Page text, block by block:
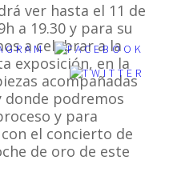
ver hasta el 11 de
a 19.30 y para su
a celebrar a la
exposición, en la
acompañadas
donde podremos
y para
el concierto de
de oro de este